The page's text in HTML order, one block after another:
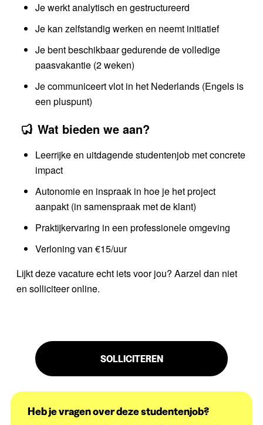
Je werkt analytisch en gestructureerd
Je kan zelfstandig werken en neemt initiatief
Je bent beschikbaar gedurende de volledige
paasvakantie (2 weken)
Je communiceert vlot in het Nederlands (Engels is
een pluspunt)
Wat bieden we aan?
Leerrijke en uitdagende studentenjob met concrete
impact
Autonomie en inspraak in hoe je het project
aanpakt (in samenspraak met de klant)
Praktijkervaring in een professionele omgeving
Verloning van €15/uur
Lijkt deze vacature echt iets voor jou? Aarzel dan niet
en solliciteer online.
SOLLICITEREN
Heb je vragen over deze studentenjob?